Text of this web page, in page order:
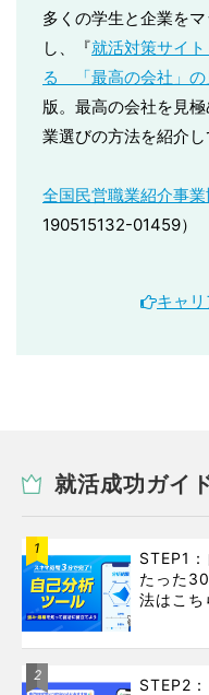
多くの学生と企業を
し、『就活対策サイ
る 「最高の会社」の
版。最高の会社を見
業選びの方法を紹介し
全国民営職業紹介事業
190515132-01459）
キャ
就活成功ガイ
1
STEP1
たった
法はこち
2
STEP2